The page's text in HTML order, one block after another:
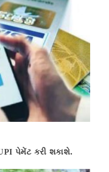
પેમેંટ કરી શકાશે.